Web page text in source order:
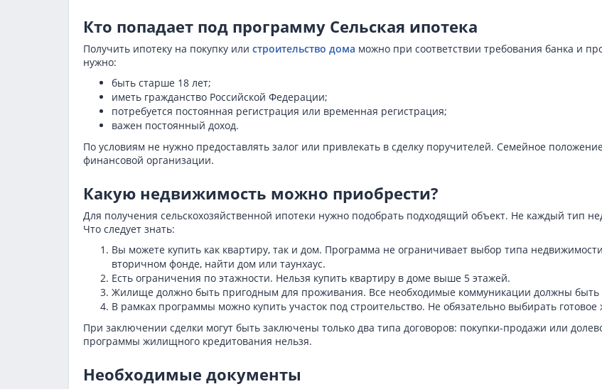
Кто попадает под программу Сельская ипотека
Получить ипотеку на покупку или строительство дома можно при соответствии требования банка и
нужно:
быть старше 18 лет;
иметь гражданство Российской Федерации;
потребуется постоянная регистрация или временная регистрация;
важен постоянный доход.
По условиям не нужно предоставлять залог или привлекать в сделку поручителей. Семейное
финансовой организации.
Какую недвижимость можно приобрести?
Для получения сельскохозяйственной ипотеки нужно подобрать подходящий объект. Не каждый тип
Что следует знать:
Вы можете купить как квартиру, так и дом. Программа не ограничивает выбор типа
вторичном фонде, найти дом или таунхаус.
Есть ограничения по этажности. Нельзя купить квартиру в доме выше 5 этажей.
Жилище должно быть пригодным для проживания. Все необходимые коммуникации должны быть
В рамках программы можно купить участок под строительство. Не обязательно выбирать готовое
При заключении сделки могут быть заключены только два типа договоров: покупки-продажи или
программы жилищного кредитования нельзя.
Необходимые документы